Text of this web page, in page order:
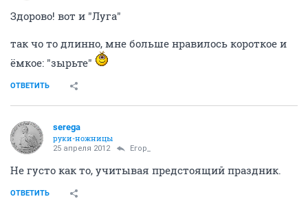
Здорово! вот и "Луга"
так чо то длинно, мне больше нравилось короткое и
ёмкое: "зырьте"
ОТВЕТИТЬ
serega
руки-ножницы
25 апреля 2012 Егор_
Не густо как то, учитывая предстоящий праздник.
ОТВЕТИТЬ